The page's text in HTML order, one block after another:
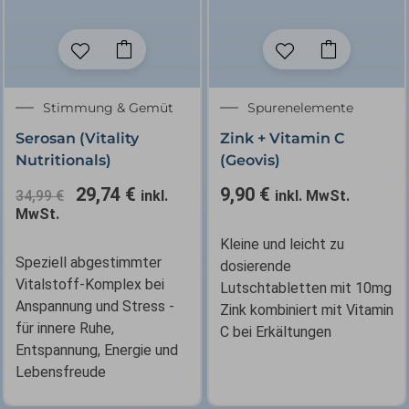
Stimmung & Gemüt
Serosan (Vitality
Nutritionals)
34,99€
Ursprünglicher
Preis
war:
34,99 €
29,74 €
Aktueller
ist:
inkl.
MwSt.
Speziell abgestimmter
Vitalstoff-Komplex bei
Anspannung und Stress -
für innere Ruhe,
Entspannung, Energie und
Lebensfreude
Spurenelemente
Zink + Vitamin C
(Geovis)
9,90 € inkl. MwSt.
Kleine und leicht zu
dosierende
Lutschtabletten mit 10mg
Zink kombiniert mit Vitamin
C bei Erkältungen